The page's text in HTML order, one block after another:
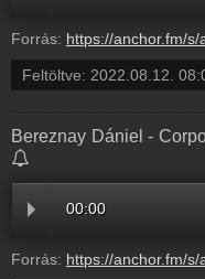
Forrás: https://anchor.fm/s/add45780/podcast/play/56076878/
Feltöltve: 2022.08.12.
Bereznay Dániel -
00:00
Forrás: https://anchor.fm/s/add45780/podcast/play/56076859/